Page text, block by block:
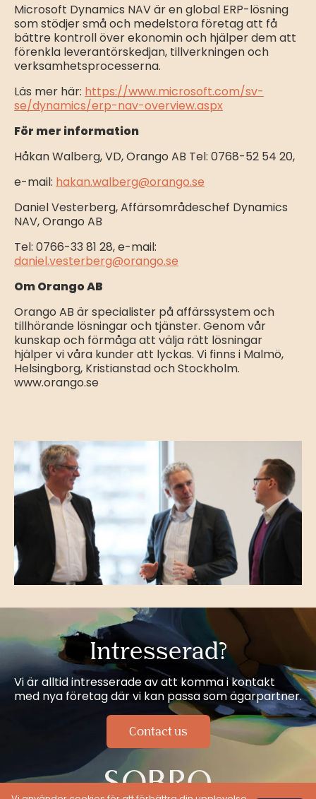
Microsoft Dynamics NAV är en global ERP-lösning
som stödjer små och medelstora företag att få
bättre kontroll över ekonomin och hjälper dem att
förenkla leverantörskedjan, tillverkningen och
verksamhetsprocesserna.
Läs mer här: https://www.microsoft.com/sv-
se/dynamics/erp-nav-overview.aspx
För mer information
Håkan Walberg, VD, Orango AB Tel: 0768-52 54 20,
e-mail: hakan.walberg@orango.se
Daniel Vesterberg, Affärsområdeschef Dynamics
NAV, Orango AB
Tel: 0766-33 81 28, e-mail:
daniel.vesterberg@orango.se
Om Orango AB
Orango AB är specialister på affärssystem och
tillhörande lösningar och tjänster. Genom vår
kunskap och förmåga att välja rätt lösningar
hjälper vi våra kunder att lyckas. Vi finns i Malmö,
Helsingborg, Kristianstad och Stockholm.
www.orango.se
Intresserad?
Vi är alltid intresserade av att komma i kontakt
med nya företag där vi kan passa som ägarpartner.
Contact us